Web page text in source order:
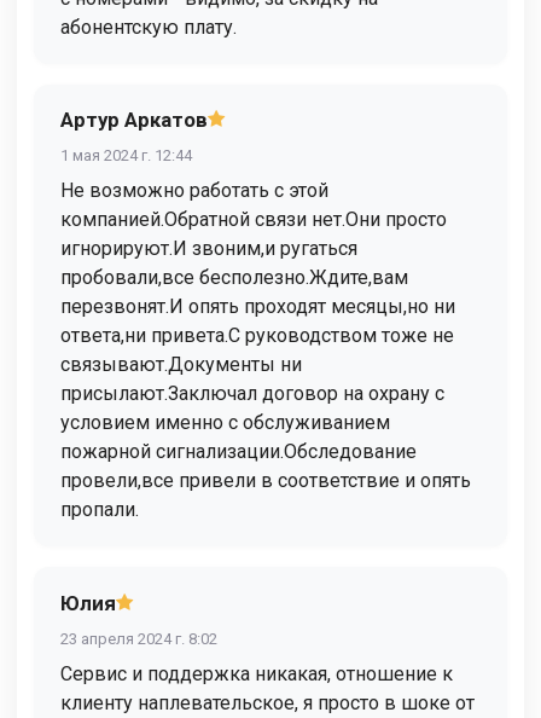
абонентскую плату.
Артур Аркатов
1 мая 2024 г. 12:44
Не возможно работать с этой
компанией.Обратной связи нет.Они просто
игнорируют.И звоним,и ругаться
пробовали,все бесполезно.Ждите,вам
перезвонят.И опять проходят месяцы,но ни
ответа,ни привета.С руководством тоже не
связывают.Документы ни
присылают.Заключал договор на охрану с
условием именно с обслуживанием
пожарной сигнализации.Обследование
провели,все привели в соответствие и опять
пропали.
Юлия
23 апреля 2024 г. 8:02
Сервис и поддержка никакая, отношение к
клиенту наплевательское, я просто в шоке от